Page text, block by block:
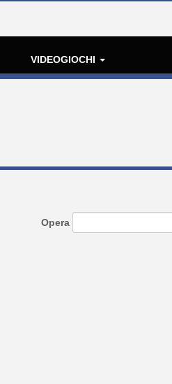
VIDEOGIOCHI
Opera